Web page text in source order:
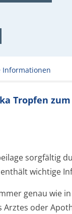
Informationen
Tropfen
sorgfältig
wichtige
genau wie
Arztes oder